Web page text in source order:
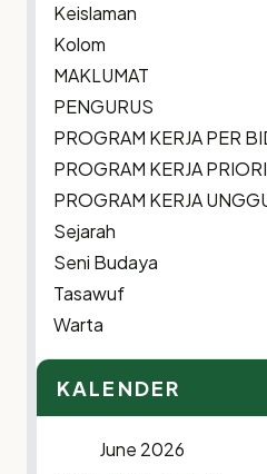
Keislaman
Kolom
MAKLUMAT
PENGURUS
PROGRAM KERJA PER
PROGRAM KERJA
PROGRAM KERJA
Sejarah
Seni Budaya
Tasawuf
Warta
KALENDER
June 2026